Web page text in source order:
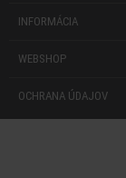
INFORMÁCIA
WEBSHOP
OCHRANA ÚDAJOV